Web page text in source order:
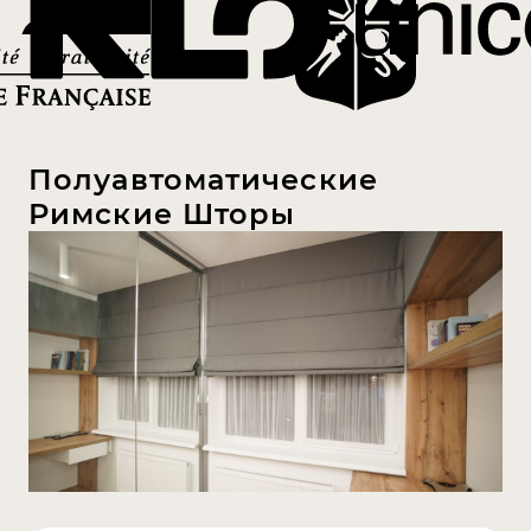
Полуавтоматические
Римские Шторы